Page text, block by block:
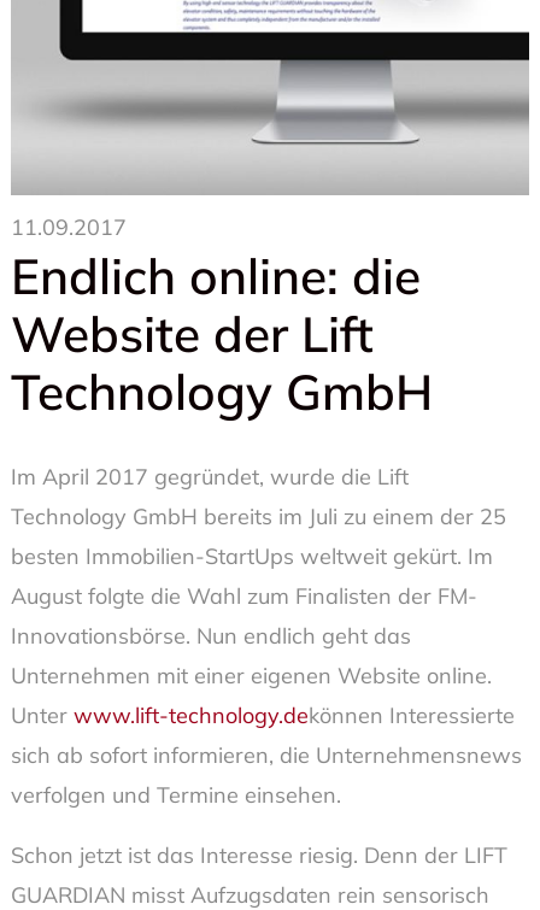
11.09.2017
Endlich online: die
Website der Lift
Technology GmbH
Im April 2017 gegründet, wurde die Lift
Technology GmbH bereits im Juli zu einem der 25
besten Immobilien-StartUps weltweit gekürt. Im
August folgte die Wahl zum Finalisten der FM-
Innovationsbörse. Nun endlich geht das
Unternehmen mit einer eigenen Website online.
Unter www.lift-technology.dekönnen Interessierte
sich ab sofort informieren, die Unternehmensnews
verfolgen und Termine einsehen.
Schon jetzt ist das Interesse riesig. Denn der LIFT
GUARDIAN misst Aufzugsdaten rein sensorisch